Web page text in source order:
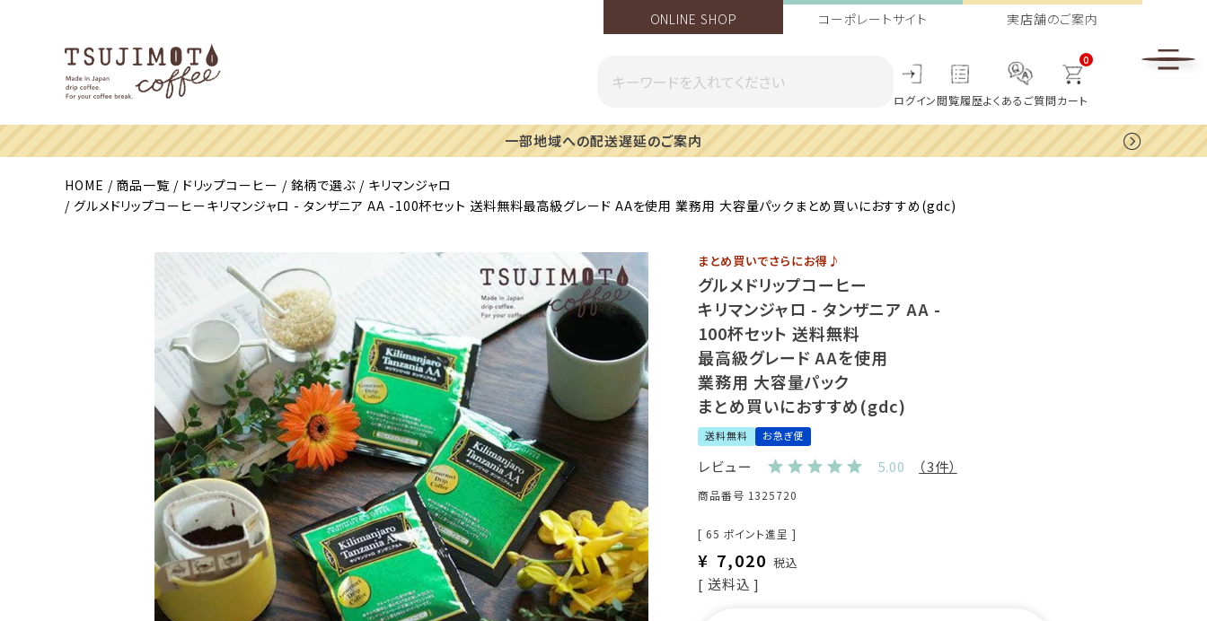
ONLINE SHOP コーポレートサイト 実店舗のご案内
ログイン閲覧履歴よくあるご質問
0
カート
一部地域への配送遅延のご案内
HOME 商品一覧 ドリップコーヒー 銘柄で選ぶ
キリマンジャロ
グルメドリップコーヒーキリマンジャロ - タンザニア AA -100杯セット 送料無料最高級グレード AAを使用 業務用 大容量パックまとめ買いにおすすめ(gdc)
まとめ買いでさらにお得♪
グルメドリップコーヒー
キリマンジャロ - タンザニア AA -
100杯セット 送料無料
最高級グレード AAを使用
業務用 大容量パック
まとめ買いにおすすめ(gdc)
送料無料 お急ぎ便
レビュー 5.00 （3件）
商品番号 1325720
[ 65 ポイント進呈 ]
¥ 7,020 税込
送料込